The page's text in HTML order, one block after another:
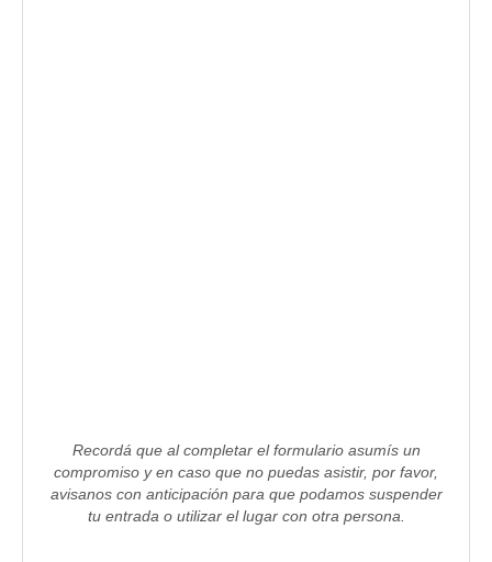
Recordá que al completar el formulario asumís un
compromiso y en caso que no puedas asistir, por favor,
avisanos con anticipación para que podamos suspender
tu entrada o utilizar el lugar con otra persona.